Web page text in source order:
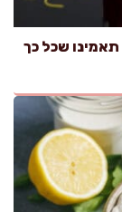
תאמינו שכל כך